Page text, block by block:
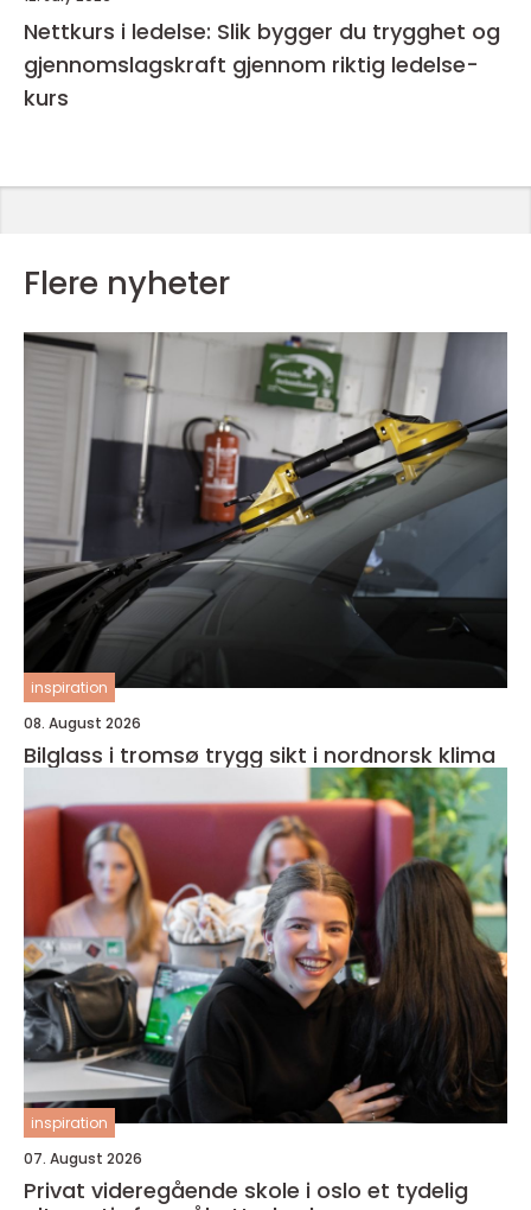
Nettkurs i ledelse: Slik bygger du trygghet og
gjennomslagskraft gjennom riktig ledelse-
kurs
Flere nyheter
inspiration
08. August 2026
Bilglass i tromsø trygg sikt i nordnorsk klima
inspiration
07. August 2026
Privat videregående skole i oslo et tydelig